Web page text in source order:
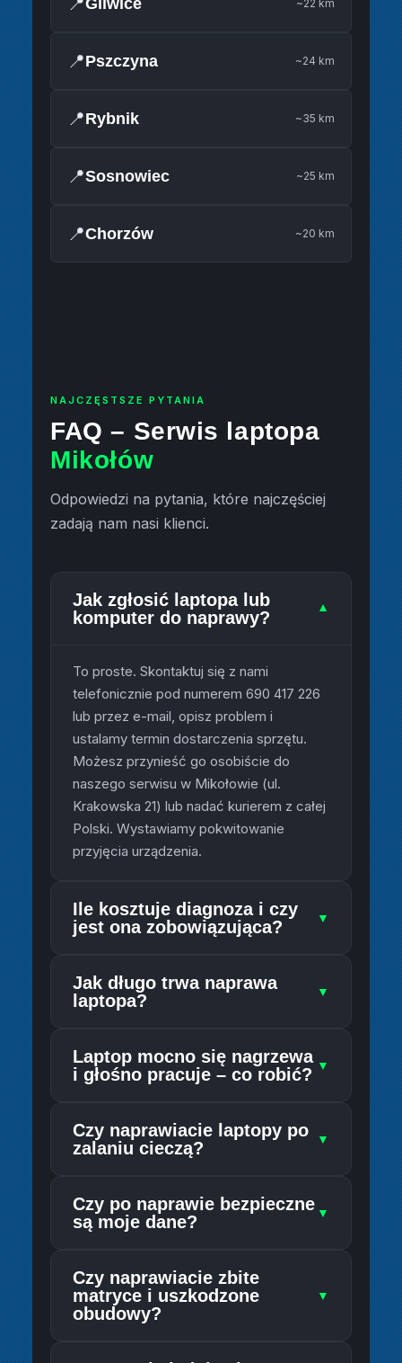
Gliwice ~22 km
📍Pszczyna ~24 km
📍Rybnik ~35 km
📍Sosnowiec ~25 km
📍Chorzów ~20 km
NAJCZĘSTSZE PYTANIA
FAQ – Serwis laptopa
Mikołów
Odpowiedzi na pytania, które najczęściej
zadają nam nasi klienci.
Jak zgłosić laptopa lub
komputer do naprawy?
▼
To proste. Skontaktuj się z nami
telefonicznie pod numerem 690 417 226
lub przez e-mail, opisz problem i
ustalamy termin dostarczenia sprzętu.
Możesz przynieść go osobiście do
naszego serwisu w Mikołowie (ul.
Krakowska 21) lub nadać kurierem z całej
Polski. Wystawiamy pokwitowanie
przyjęcia urządzenia.
Ile kosztuje diagnoza i czy
jest ona zobowiązująca?
▼
Jak długo trwa naprawa
laptopa?
▼
Laptop mocno się nagrzewa
i głośno pracuje – co robić? ▼
Czy naprawiacie laptopy po
zalaniu cieczą?
▼
Czy po naprawie bezpieczne
są moje dane?
▼
Czy naprawiacie zbite
matryce i uszkodzone
obudowy?
▼